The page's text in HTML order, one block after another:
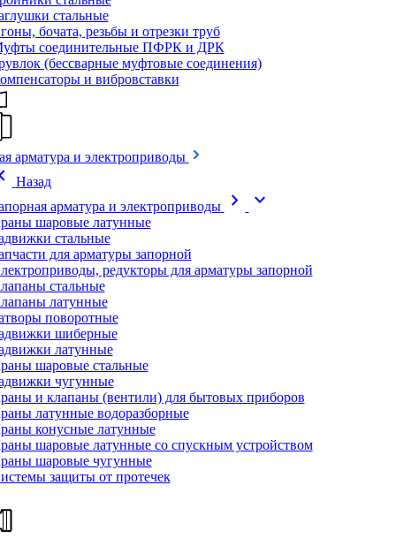
стальные
бочата, резьбы и отрезки труб
соединительные ПФРК и ДРК
(бессварные муфтовые соединения)
и вибровставки
арматура и электроприводы
Назад
арматура и электроприводы
chevron_right expand_more
шаровые латунные
стальные
для арматуры запорной
редукторы для арматуры запорной
стальные
латунные
поворотные
шиберные
латунные
шаровые стальные
чугунные
и клапаны (вентили) для бытовых приборов
латунные водоразборные
конусные латунные
шаровые латунные со спускным устройством
шаровые чугунные
защиты от протечек